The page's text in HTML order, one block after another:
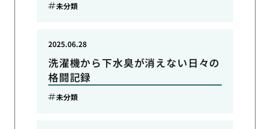
未分類
洗濯機から下水臭が消えない日々の
格闘記録
2025.06.28
未分類